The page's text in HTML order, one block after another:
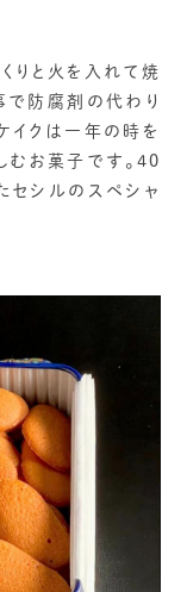
りと火を入れて焼
で防腐剤の代わり
イクは一年の時を
むお菓子です。40
セシルのスペシャ